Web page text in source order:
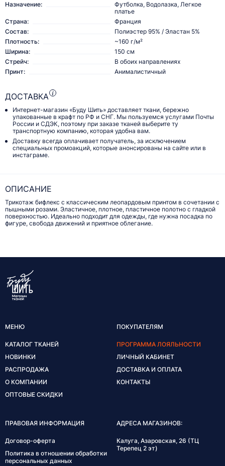
Назначение:
Футболка, Водолазка, Легкое
платье
Страна:
Франция
Состав:
Полиэстер 95% / Эластан 5%
Плотность:
~160 г/м²
Ширина:
150 см
Стрейч:
В обоих направлениях
Принт:
Анималистичный
ДОСТАВКА
Интернет-магазин «Буду Шить» доставляет ткани, бережно
упакованные в крафт по РФ и СНГ. Мы пользуемся услугами Почты
России и СДЭК, поэтому при заказе тканей выберите ту
транспортную компанию, которая удобна вам.
Доставку всегда оплачивает получатель, за исключением
специальных промоакций, которые анонсированы на сайте или в
инстаграме.
ОПИСАНИЕ
Трикотаж бифлекс с классическим леопардовым принтом в сочетании с
пышными розами. Эластичное, плотное, пластичное полотно с гладкой
поверхностью. Идеально подходит для одежды, где нужна посадка по
фигуре, свобода движений и приятное облегание.
МЕНЮ
КАТАЛОГ ТКАНЕЙ
НОВИНКИ
РАСПРОДАЖА
О КОМПАНИИ
ОПТОВЫЕ СКИДКИ
ПОКУПАТЕЛЯМ
ПРОГРАММА ЛОЯЛЬНОСТИ
ЛИЧНЫЙ КАБИНЕТ
ДОСТАВКА И ОПЛАТА
КОНТАКТЫ
ПРАВОВАЯ ИНФОРМАЦИЯ
Договор-оферта
Политика в отношении обработки
персональных данных
АДРЕСА МАГАЗИНОВ:
Калуга, Азаровская, 26 (ТЦ
Терепец 2 эт)